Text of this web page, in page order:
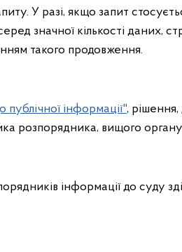
У разі, якщо запит
значної кількості даних,
такого продовження.
інформації", рішення,
розпорядника, вищого
інформації до суду